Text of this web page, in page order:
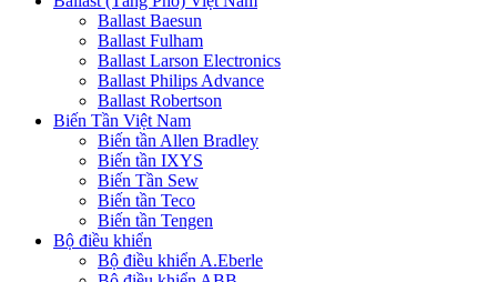
Ballast Baesun
Ballast Fulham
Ballast Larson Electronics
Ballast Philips Advance
Ballast Robertson
Biến Tần Việt Nam
Biến tần Allen Bradley
Biến tần IXYS
Biến Tần Sew
Biến tần Teco
Biến tần Tengen
Bộ điều khiển
Bộ điều khiển A.Eberle